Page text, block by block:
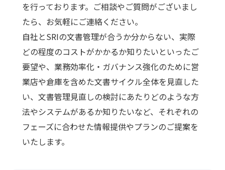
を行っております。ご相談やご質問がございまし
たら、お気軽にご連絡ください。
自社とSRIの文書管理が合うか分からない、実際
どの程度のコストがかかるか知りたいといったご
要望や、業務効率化・ガバナンス強化のために営
業店や倉庫を含めた文書サイクル全体を見直した
い、文書管理見直しの検討にあたりどのような方
法やシステムがあるか知りたいなど、それぞれの
フェーズに合わせた情報提供やプランのご提案を
いたします。